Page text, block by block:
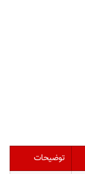
توضیحات